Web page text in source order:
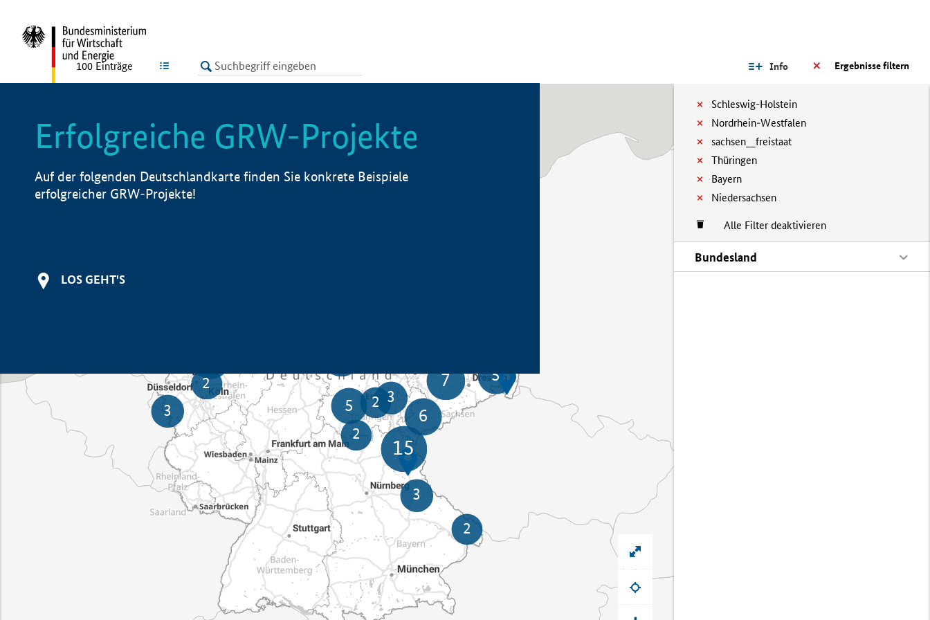
LISTE Ergebnisse filtern
Info
Schleswig-Holstein
Nordrhein-Westfalen
sachsen__freistaat
Thüringen
Bayern
Niedersachsen
Alle Filter deaktivieren
Bundesland
100 Einträge
Erfolgreiche GRW-Projekte
Auf der folgenden Deutschlandkarte finden Sie konkrete Beispiele
erfolgreicher GRW-Projekte!
LOS GEHT'S